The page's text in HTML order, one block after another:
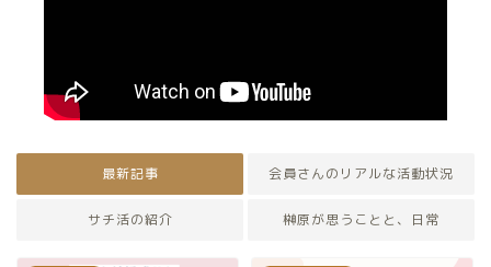
最新記事 会員さんのリアルな活動状況
サチ活の紹介 榊原が思うことと、日常